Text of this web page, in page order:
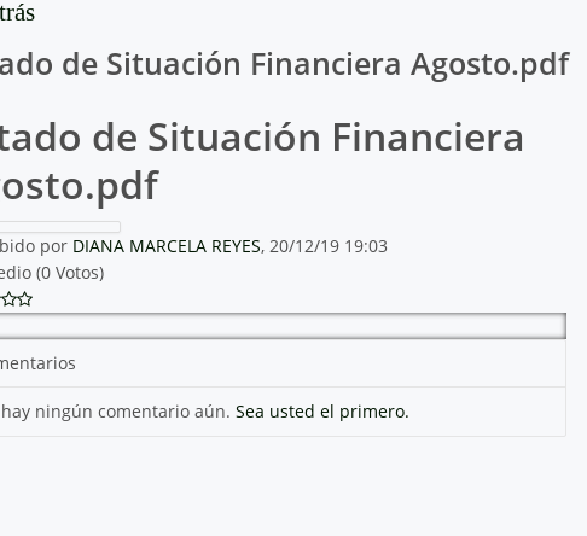
de Situación Financiera Agosto.pdf
de Situación Financiera
por DIANA MARCELA REYES, 20/12/19 19:03
(0 Votos)
ningún comentario aún. Sea usted el primero.